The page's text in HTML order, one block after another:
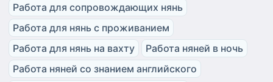
Работа для сопровождающих нянь
Работа для нянь с проживанием
Работа для нянь на вахту
Работа няней в ночь
Работа няней со знанием английского